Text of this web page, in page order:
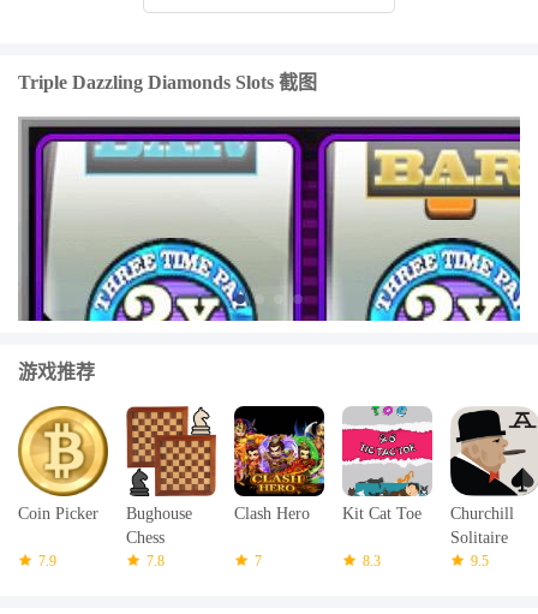
Triple Dazzling Diamonds Slots 截图
游戏推荐
Coin Picker
7.9
Bughouse
Chess
7.8
Clash Hero
7
Kit Cat Toe
8.3
Churchill
Solitaire
9.5